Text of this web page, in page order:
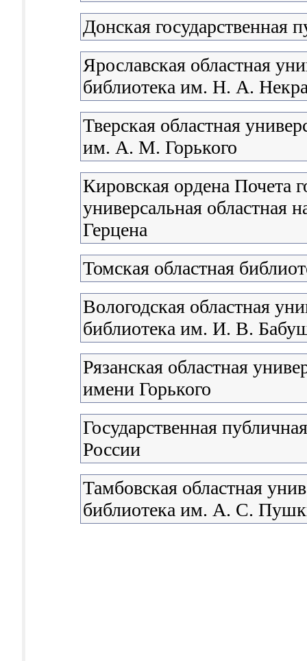
Донская государственная
Ярославская областная
библиотека им. Н. А.
Тверская областная
им. А. М. Горького
Кировская ордена Почета
универсальная областная
Герцена
Томская областная
Вологодская областная
библиотека им. И. В.
Рязанская областная
имени Горького
Государственная
России
Тамбовская областная
библиотека им. А. С.